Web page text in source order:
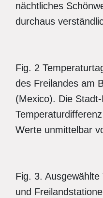
nächtliches
durchaus
Fig. 2
des Freilandes am
(Mexico). Die
Werte unmittelbar
Fig. 3.
und